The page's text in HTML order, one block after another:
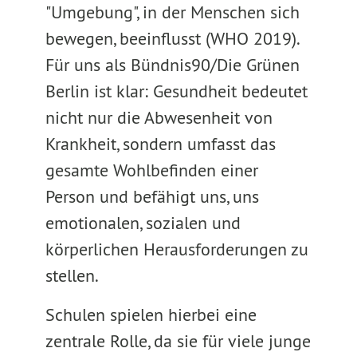
"Umgebung", in der Menschen sich
bewegen, beeinflusst (WHO 2019).
Für uns als Bündnis90/Die Grünen
Berlin ist klar: Gesundheit bedeutet
nicht nur die Abwesenheit von
Krankheit, sondern umfasst das
gesamte Wohlbefinden einer
Person und befähigt uns, uns
emotionalen, sozialen und
körperlichen Herausforderungen zu
stellen.
Schulen spielen hierbei eine
zentrale Rolle, da sie für viele junge